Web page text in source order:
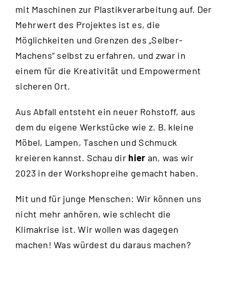
mit Maschinen zur Plastikverarbeitung auf. Der
Mehrwert des Projektes ist es, die
Möglichkeiten und Grenzen des „Selber-
Machens“ selbst zu erfahren, und zwar in
einem für die Kreativität und Empowerment
sicheren Ort.
Aus Abfall entsteht ein neuer Rohstoff, aus
dem du eigene Werkstücke wie z. B. kleine
Möbel, Lampen, Taschen und Schmuck
kreieren kannst. Schau dir hier an, was wir
2023 in der Workshopreihe gemacht haben.
Mit und für junge Menschen: Wir können uns
nicht mehr anhören, wie schlecht die
Klimakrise ist. Wir wollen was dagegen
machen! Was würdest du daraus machen?